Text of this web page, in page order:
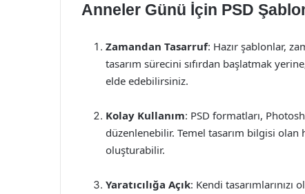
Anneler Günü İçin PSD
Zamandan Tasarruf: Hazır şablonlar,
tasarım sürecini sıfırdan başlatmak
elde edebilirsiniz.
Kolay Kullanım: PSD formatları,
düzenlenebilir. Temel tasarım bilgisi
oluşturabilir.
Yaratıcılığa Açık: Kendi